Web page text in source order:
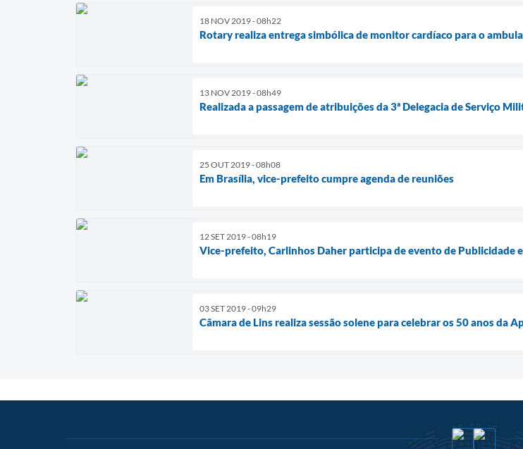
18 NOV 2019 - 08h22
Rotary realiza entrega simbólica de monitor cardíaco para o
13 NOV 2019 - 08h49
Realizada a passagem de atribuições da 3ª Delegacia de Serviço
25 OUT 2019 - 08h08
Em Brasília, vice-prefeito cumpre agenda de reuniões
12 SET 2019 - 08h19
Vice-prefeito, Carlinhos Daher participa de evento de Publicidade
03 SET 2019 - 09h29
Câmara de Lins realiza sessão solene para celebrar os 50 anos da